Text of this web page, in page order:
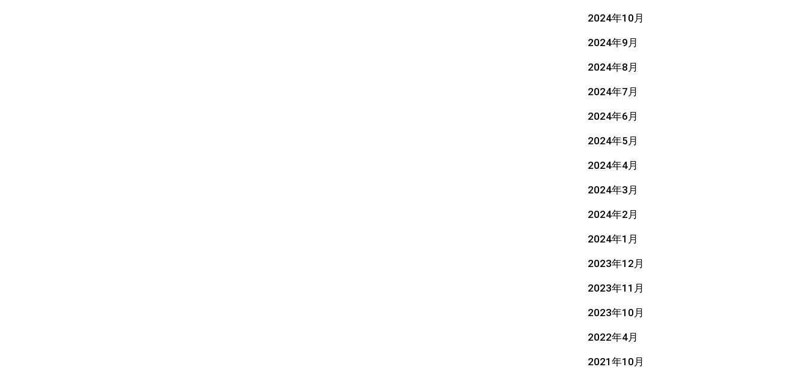
2024年10月
2024年9月
2024年8月
2024年7月
2024年6月
2024年5月
2024年4月
2024年3月
2024年2月
2024年1月
2023年12月
2023年11月
2023年10月
2022年4月
2021年10月